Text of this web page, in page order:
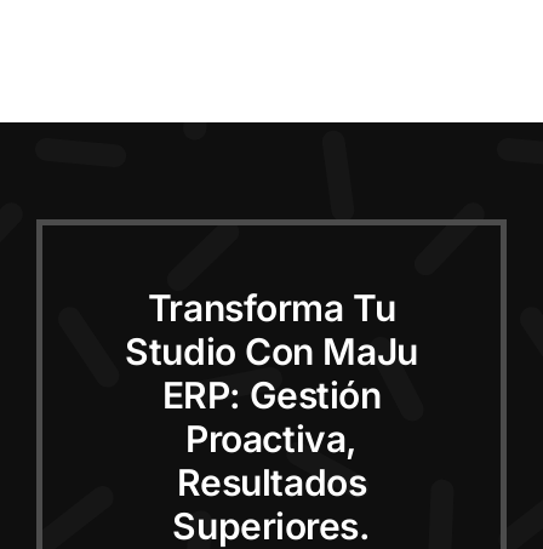
Transforma Tu
Studio Con MaJu
ERP: Gestión
Proactiva,
Resultados
Superiores.